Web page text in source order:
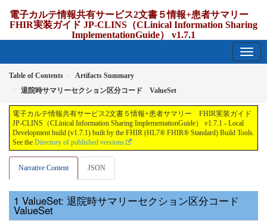
電子カルテ情報共有サービス2文書５情報+患者サマリー
FHIR実装ガイド JP-CLINS（CLinical Information Sharing
ImplementationGuide） v1.7.1
Table of Contents
Artifacts Summary
退院時サマリーセクション区分コード ValueSet
電子カルテ情報共有サービス2文書５情報+患者サマリー FHIR実装ガイド
JP-CLINS（CLinical Information Sharing ImplementationGuide） v1.7.1 - Local
Development build (v1.7.1) built by the FHIR (HL7® FHIR® Standard) Build Tools.
See the Directory of published versions
Narrative Content JSON
ValueSet: 退院時サマリーセクション区分コード
ValueSet